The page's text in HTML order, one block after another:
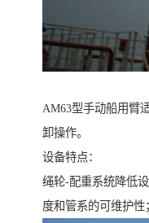
AM63型手动船用臂
卸操作。
设备特点：
绳轮-配重系统降低
度和管系的可维护性